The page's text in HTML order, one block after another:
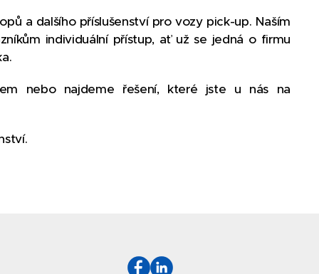
a dalšího příslušenství pro vozy pick-up. Naším
individuální přístup, ať už se jedná o firmu
nebo najdeme řešení, které jste u nás na